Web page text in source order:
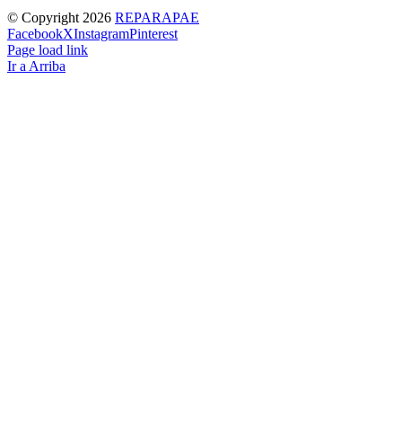
© Copyright 2026 REPARAPAE
FacebookXInstagramPinterest
Page load link
Ir a Arriba